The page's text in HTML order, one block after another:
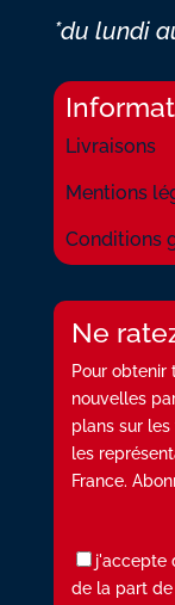
*du lundi
Livraisons
Mentions
Conditions
Ne
Pour obtenir
nouvelles
plans sur
les
France.
j'accepte
de la part de